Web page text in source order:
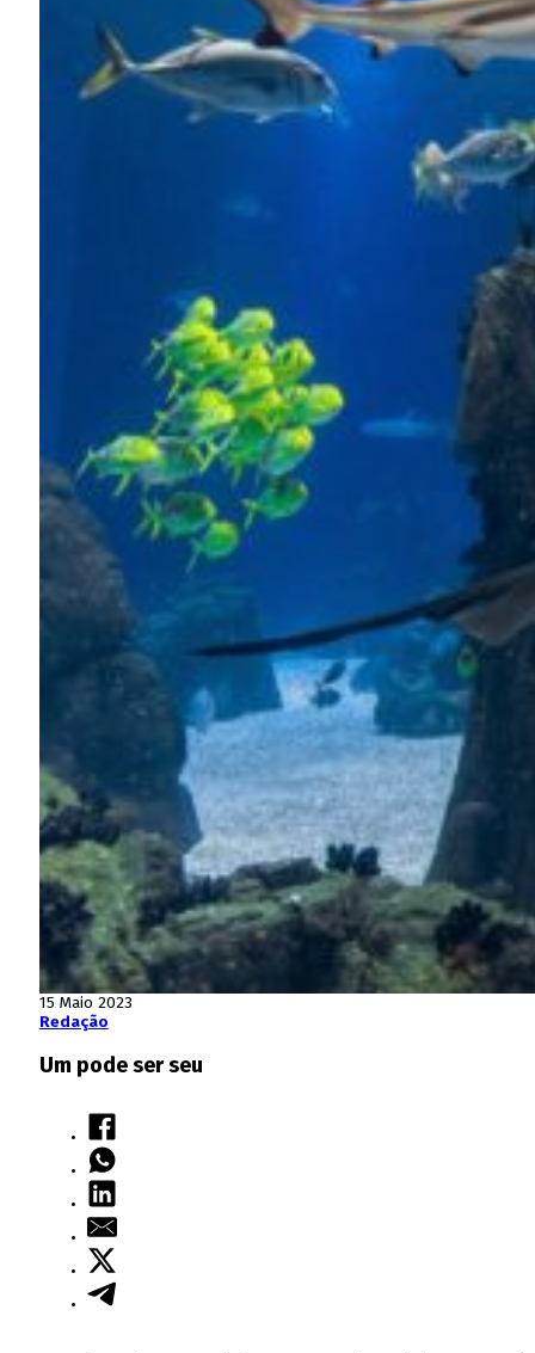
15 Maio 2023
Redação
Um pode ser seu